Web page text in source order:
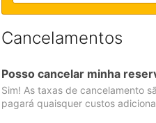
Cancelamentos
Posso cancelar minha
Sim! As taxas de cancelamento
pagará quaisquer custos